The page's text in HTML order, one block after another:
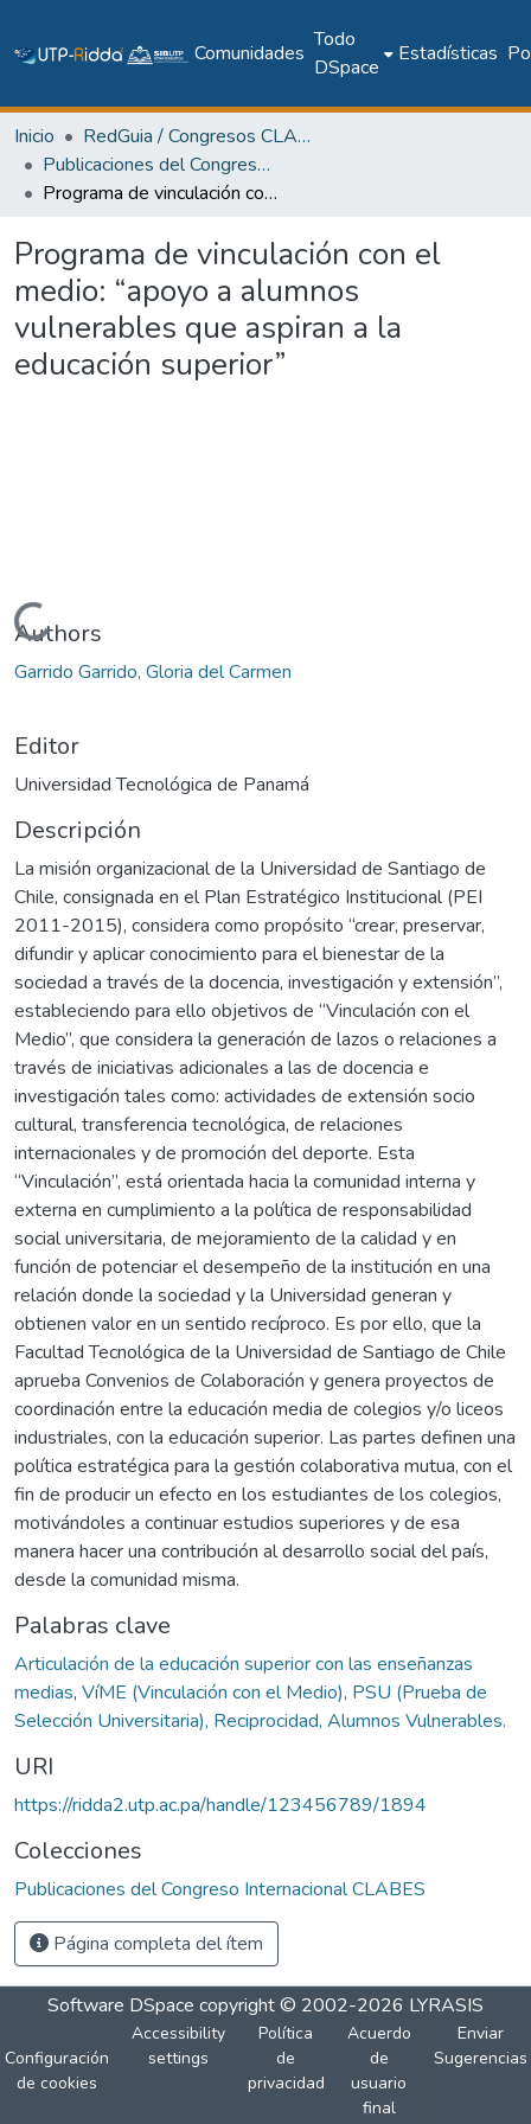
Comunidades
Todo
DSpace
Estadísticas
Inicio
RedGuia / Congresos CLABES
Publicaciones del Congreso Internacional CLABES
Programa de vinculación con el medio: “apoyo a alumnos vulnerables que aspiran a la educación superior”
Programa de vinculación con el
medio: “apoyo a alumnos
vulnerables que aspiran a la
educación superior”
Cargando...
Authors
Garrido Garrido, Gloria del Carmen
Editor
Universidad Tecnológica de Panamá
Descripción
La misión organizacional de la Universidad de Santiago de
Chile, consignada en el Plan Estratégico Institucional (PEI
2011-2015), considera como propósito “crear, preservar,
difundir y aplicar conocimiento para el bienestar de la
sociedad a través de la docencia, investigación y extensión”,
estableciendo para ello objetivos de “Vinculación con el
Medio”, que considera la generación de lazos o relaciones a
través de iniciativas adicionales a las de docencia e
investigación tales como: actividades de extensión socio
cultural, transferencia tecnológica, de relaciones
internacionales y de promoción del deporte. Esta
“Vinculación”, está orientada hacia la comunidad interna y
externa en cumplimiento a la política de responsabilidad
social universitaria, de mejoramiento de la calidad y en
función de potenciar el desempeño de la institución en una
relación donde la sociedad y la Universidad generan y
obtienen valor en un sentido recíproco. Es por ello, que la
Facultad Tecnológica de la Universidad de Santiago de Chile
aprueba Convenios de Colaboración y genera proyectos de
coordinación entre la educación media de colegios y/o liceos
industriales, con la educación superior. Las partes definen una
política estratégica para la gestión colaborativa mutua, con el
fin de producir un efecto en los estudiantes de los colegios,
motivándoles a continuar estudios superiores y de esa
manera hacer una contribución al desarrollo social del país,
desde la comunidad misma.
Palabras clave
Articulación de la educación superior con las enseñanzas
medias, VíME (Vinculación con el Medio), PSU (Prueba de
Selección Universitaria), Reciprocidad, Alumnos Vulnerables.
URI
https://ridda2.utp.ac.pa/handle/123456789/1894
Colecciones
Publicaciones del Congreso Internacional CLABES
Página completa del ítem
Software DSpace copyright © 2002-2026 LYRASIS
Configuración
de cookies
Accessibility
settings
Política
de
privacidad
Acuerdo
de
usuario
final
Enviar
Sugerencias